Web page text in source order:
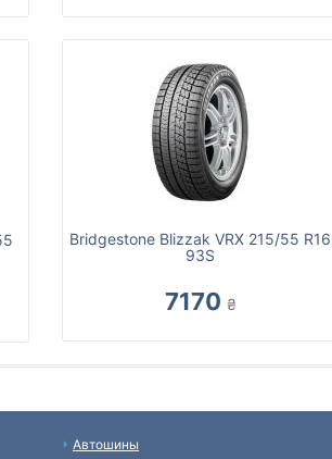
Bridgestone Blizzak VRX 215/55 R16
93S
7170 ₴
Автошины